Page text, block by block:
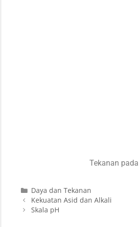
Tekanan
Daya dan Tekanan
Kekuatan Asid dan Alkali
Skala pH